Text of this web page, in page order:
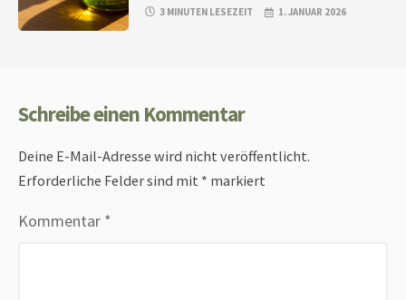
3 MINUTEN LESEZEIT 1. JANUAR 2026
Schreibe einen Kommentar
Deine E-Mail-Adresse wird nicht veröffentlicht.
Erforderliche Felder sind mit * markiert
Kommentar *